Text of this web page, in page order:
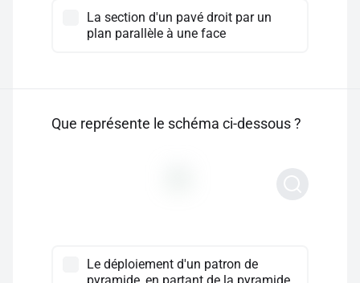
La section d'un pavé droit par un
plan parallèle à une face
Que représente le schéma ci-dessous ?
Le déploiement d'un patron de